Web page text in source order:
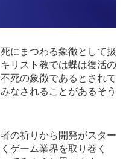
にまつわる象徴として扱
リスト教では蝶は復活の
死の象徴であるとされて
なされることがあるそう
の祈りから開発がスター
ゲーム業界を取り巻く